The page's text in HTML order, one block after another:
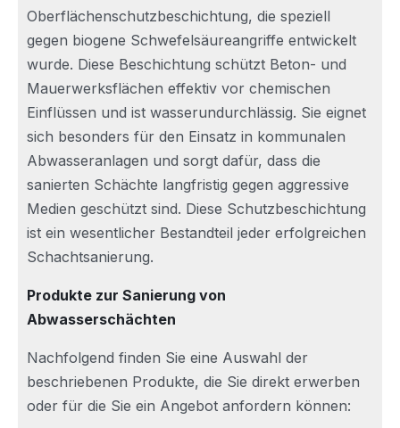
Oberflächenschutzbeschichtung, die speziell
gegen biogene Schwefelsäureangriffe entwickelt
wurde. Diese Beschichtung schützt Beton- und
Mauerwerksflächen effektiv vor chemischen
Einflüssen und ist wasserundurchlässig. Sie eignet
sich besonders für den Einsatz in kommunalen
Abwasseranlagen und sorgt dafür, dass die
sanierten Schächte langfristig gegen aggressive
Medien geschützt sind. Diese Schutzbeschichtung
ist ein wesentlicher Bestandteil jeder erfolgreichen
Schachtsanierung.
Produkte zur Sanierung von
Abwasserschächten
Nachfolgend finden Sie eine Auswahl der
beschriebenen Produkte, die Sie direkt erwerben
oder für die Sie ein Angebot anfordern können: